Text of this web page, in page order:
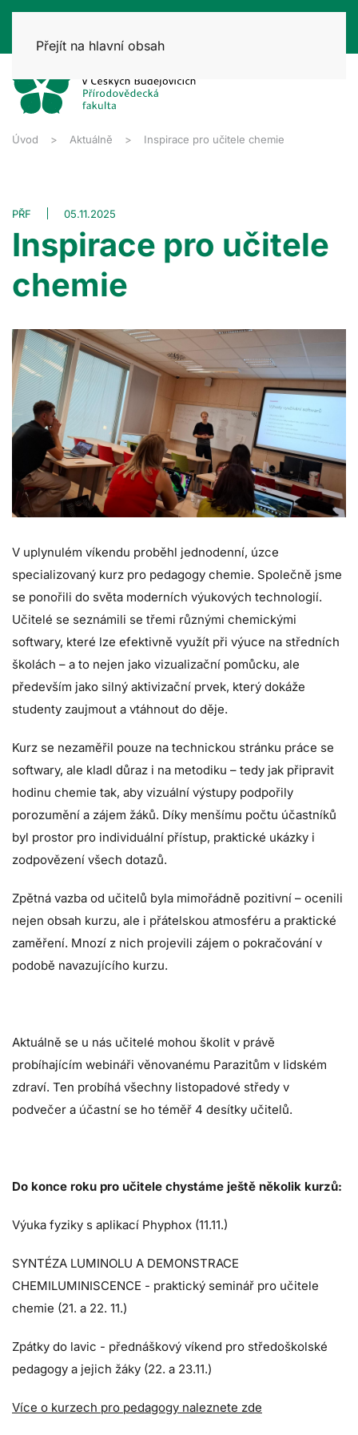
Přejít na hlavní obsah
Úvod Aktuálně Inspirace pro učitele chemie
PŘF 05.11.2025
Inspirace pro učitele
chemie
V uplynulém víkendu proběhl jednodenní, úzce
specializovaný kurz pro pedagogy chemie. Společně jsme
se ponořili do světa moderních výukových technologií.
Učitelé se seznámili se třemi různými chemickými
softwary, které lze efektivně využít při výuce na středních
školách – a to nejen jako vizualizační pomůcku, ale
především jako silný aktivizační prvek, který dokáže
studenty zaujmout a vtáhnout do děje.
Kurz se nezaměřil pouze na technickou stránku práce se
softwary, ale kladl důraz i na metodiku – tedy jak připravit
hodinu chemie tak, aby vizuální výstupy podpořily
porozumění a zájem žáků. Díky menšímu počtu účastníků
byl prostor pro individuální přístup, praktické ukázky i
zodpovězení všech dotazů.
Zpětná vazba od učitelů byla mimořádně pozitivní – ocenili
nejen obsah kurzu, ale i přátelskou atmosféru a praktické
zaměření. Mnozí z nich projevili zájem o pokračování v
podobě navazujícího kurzu.
Aktuálně se u nás učitelé mohou školit v právě
probíhajícím webináři věnovanému Parazitům v lidském
zdraví. Ten probíhá všechny listopadové středy v
podvečer a účastní se ho téměř 4 desítky učitelů.
Do konce roku pro učitele chystáme ještě několik kurzů:
Výuka fyziky s aplikací Phyphox (11.11.)
SYNTÉZA LUMINOLU A DEMONSTRACE
CHEMILUMINISCENCE - praktický seminář pro učitele
chemie (21. a 22. 11.)
Zpátky do lavic - přednáškový víkend pro středoškolské
pedagogy a jejich žáky (22. a 23.11.)
Více o kurzech pro pedagogy naleznete zde